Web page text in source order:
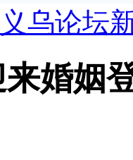
义乌论坛
来婚姻